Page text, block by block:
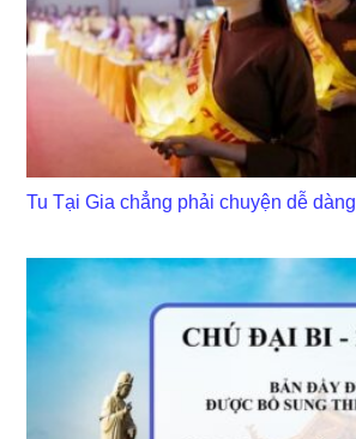
Tu Tại Gia chẳng phải chuyện dễ dàng